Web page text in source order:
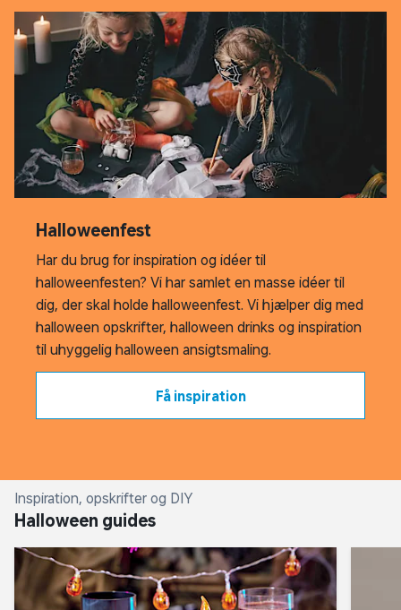
Halloweenfest
Har du brug for inspiration og idéer til
halloweenfesten? Vi har samlet en masse idéer til
dig, der skal holde halloweenfest. Vi hjælper dig med
halloween opskrifter, halloween drinks og inspiration
til uhyggelig halloween ansigtsmaling.
Få inspiration
Inspiration, opskrifter og DIY
Halloween guides